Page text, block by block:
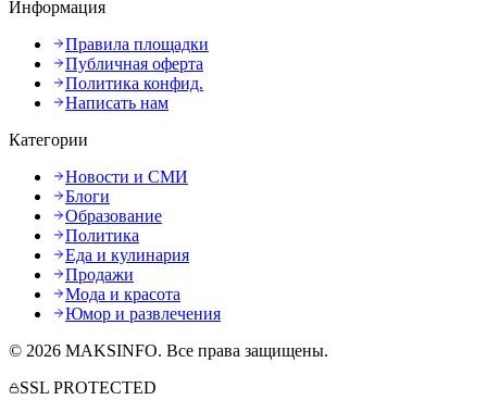
Информация
Правила площадки
Публичная оферта
Политика конфид.
Написать нам
Категории
Новости и СМИ
Блоги
Образование
Политика
Еда и кулинария
Продажи
Мода и красота
Юмор и развлечения
© 2026 MAKSINFO. Все права защищены.
SSL PROTECTED